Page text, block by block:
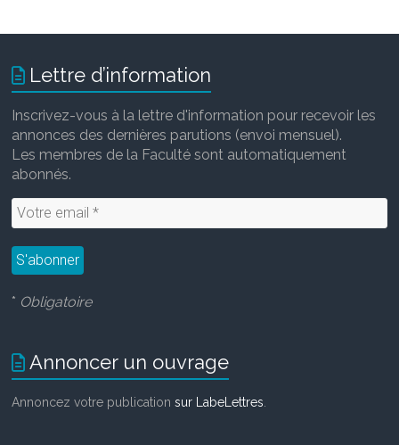
Lettre d’information
Inscrivez-vous à la lettre d'information pour recevoir les
annonces des dernières parutions (envoi mensuel).
Les membres de la Faculté sont automatiquement
abonnés.
* Obligatoire
Annoncer un ouvrage
Annoncez votre publicationsur LabeLettres